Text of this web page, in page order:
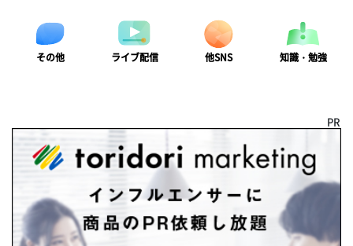
その他 ライブ配信 他SNS 知識・勉強
PR